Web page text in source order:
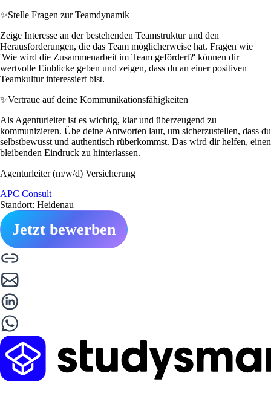
✨Stelle Fragen zur Teamdynamik
Zeige Interesse an der bestehenden Teamstruktur und den
Herausforderungen, die das Team möglicherweise hat. Fragen wie
'Wie wird die Zusammenarbeit im Team gefördert?' können dir
wertvolle Einblicke geben und zeigen, dass du an einer positiven
Teamkultur interessiert bist.
✨Vertraue auf deine Kommunikationsfähigkeiten
Als Agenturleiter ist es wichtig, klar und überzeugend zu
kommunizieren. Übe deine Antworten laut, um sicherzustellen, dass du
selbstbewusst und authentisch rüberkommst. Das wird dir helfen, einen
bleibenden Eindruck zu hinterlassen.
Agenturleiter (m/w/d) Versicherung
APC Consult
Standort: Heidenau
Jetzt bewerben